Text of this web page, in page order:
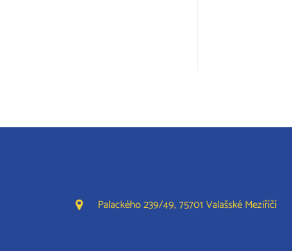
Palackého 239/49, 75701 Valašské Meziříčí